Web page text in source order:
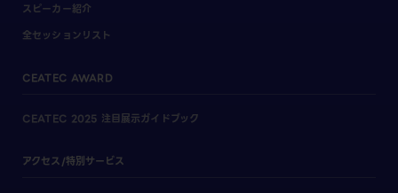
スピーカー紹介
全セッションリスト
CEATEC AWARD
CEATEC 2025 注目展示ガイドブック
アクセス/特別サービス